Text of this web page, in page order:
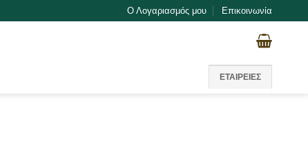
Ο Λογαριασμός μου Επικοινωνία
ΕΤΑΙΡΕΙΕΣ